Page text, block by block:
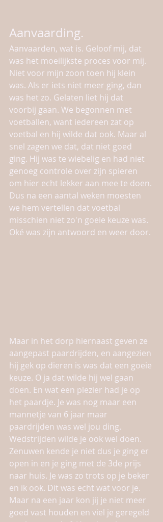
Aanvaarding.
Aanvaarden, wat is. Geloof mij, dat
was het moeilijkste proces voor mij.
Niet voor mijn zoon toen hij klein
was. Als er iets niet meer ging, dan
was het zo. Gelaten liet hij dat
voorbij gaan. We begonnen met
voetballen, want iedereen zat op
voetbal en hij wilde dat ook. Maar al
snel zagen we dat, dat niet goed
ging. Hij was te wiebelig en had niet
genoeg controle over zijn spieren
om hier echt lekker aan mee te doen.
Dus na een aantal weken moesten
we hem vertellen dat voetbal
misschien niet zo'n goeie keuze was.
Oké was zijn antwoord en weer door.
Maar in het dorp hiernaast geven ze
aangepast paardrijden, en aangezien
hij gek op dieren is was dat een goeie
keuze. O ja dat wilde hij wel gaan
doen. En wat een plezier had je op
het paardje. Je was nog maar een
mannetje van 6 jaar maar
paardrijden was wel jou ding.
Wedstrijden wilde je ook wel doen.
Zenuwen kende je niet dus je ging er
open in en je ging met de 3de prijs
naar huis. Je was zo trots op je beker
en ik ook. Dit was echt wat voor je.
Maar na een jaar kon jij je niet meer
goed vast houden en viel je geregeld